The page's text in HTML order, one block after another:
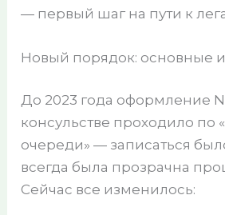
— первый шаг на пути к
Новый порядок: основные
До 2023 года оформление
консульстве проходило по
очереди» — записаться
всегда была прозрачна
Сейчас все изменилось: